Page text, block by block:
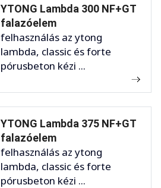
YTONG Lambda 300 NF+GT
falazóelem
felhasználás az ytong
lambda, classic és forte
pórusbeton kézi ...
YTONG Lambda 375 NF+GT
falazóelem
felhasználás az ytong
lambda, classic és forte
pórusbeton kézi ...